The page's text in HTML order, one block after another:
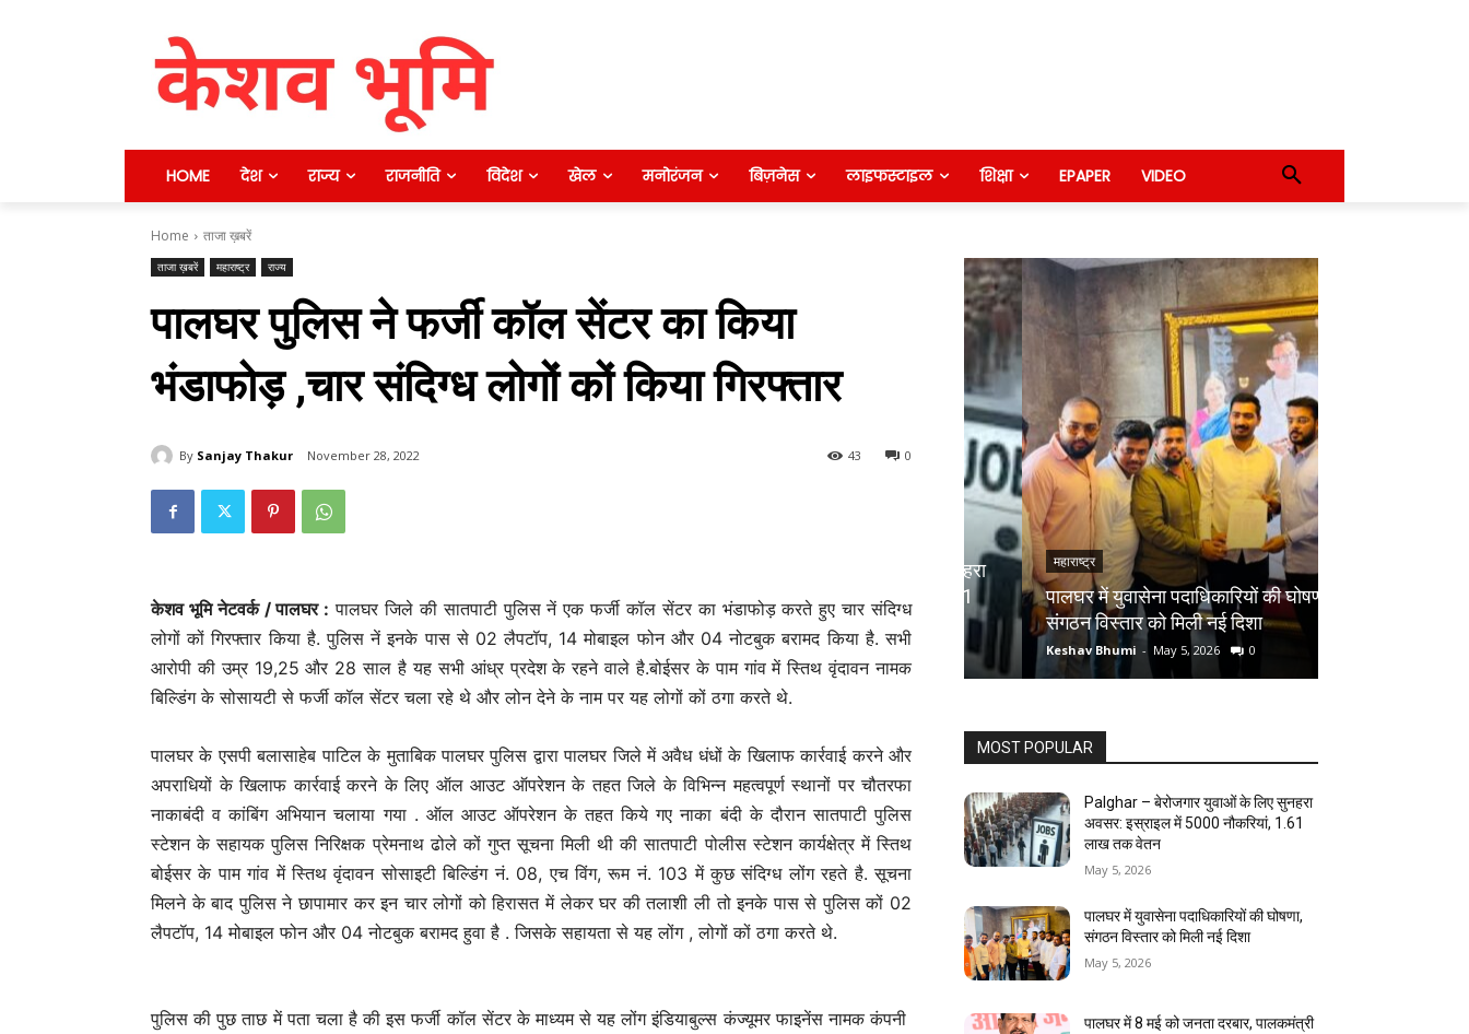
HOME देश राज्य राजनीति विदेश खेल मनोरंजन बिज़नेस लाइफस्टाइल शिक्षा EPAPER VIDEO
Home ताजा ख़बरें
ताजा ख़बरें महाराष्ट्र राज्य
पालघर पुलिस ने फर्जी कॉल सेंटर का किया
भंडाफोड़ ,चार संदिग्ध लोगों कों किया गिरफ्तार
By Sanjay Thakur November 28, 2022 0
43
केशव भूमि नेटवर्क / पालघर : पालघर जिले की सातपाटी पुलिस नें एक फर्जी कॉल सेंटर का भंडाफोड़ करते हुए चार संदिग्ध
लोगों कों गिरफ्तार किया है. पुलिस नें इनके पास से 02 लैपटॉप, 14 मोबाइल फोन और 04 नोटबुक बरामद किया है. सभी
आरोपी की उम्र 19,25 और 28 साल है यह सभी आंध्र प्रदेश के रहने वाले है.बोईसर के पाम गांव में स्तिथ वृंदावन नामक
बिल्डिंग के सोसायटी से फर्जी कॉल सेंटर चला रहे थे और लोन देने के नाम पर यह लोगों कों ठगा करते थे.
पालघर के एसपी बलासाहेब पाटिल के मुताबिक पालघर पुलिस द्वारा पालघर जिले में अवैध धंधों के खिलाफ कार्रवाई करने और
अपराधियों के खिलाफ कार्रवाई करने के लिए ऑल आउट ऑपरेशन के तहत जिले के विभिन्न महत्वपूर्ण स्थानों पर चौतरफा
नाकाबंदी व कांबिंग अभियान चलाया गया . ऑल आउट ऑपरेशन के तहत किये गए नाका बंदी के दौरान सातपाटी पुलिस
स्टेशन के सहायक पुलिस निरिक्षक प्रेमनाथ ढोले कों गुप्त सूचना मिली थी की सातपाटी पोलीस स्टेशन कार्यक्षेत्र में स्तिथ
बोईसर के पाम गांव में स्तिथ वृंदावन सोसाइटी बिल्डिंग नं. 08, एच विंग, रूम नं. 103 में कुछ संदिग्ध लोंग रहते है. सूचना
मिलने के बाद पुलिस ने छापामार कर इन चार लोगों को हिरासत में लेकर घर की तलाशी ली तो इनके पास से पुलिस कों 02
लैपटॉप, 14 मोबाइल फोन और 04 नोटबुक बरामद हुवा है . जिसके सहायता से यह लोंग , लोगों कों ठगा करते थे.
पुलिस की पुछ ताछ में पता चला है की इस फर्जी कॉल सेंटर के माध्यम से यह लोंग इंडियाबुल्स कंज्यूमर फाइनेंस नामक कंपनी
अवसर: इस्राइल में 5000 नौकरियां, ₹1.61
लाख तक वेतन
Keshav Bhumi May 5, 2026 0
महाराष्ट्र
पालघर में युवासेना पदाधिकारियों की घोषणा,
संगठन विस्तार को मिली नई दिशा
Keshav Bhumi - May 5, 2026 0
MOST POPULAR
Palghar – बेरोजगार युवाओं के लिए सुनहरा
अवसर: इस्राइल में 5000 नौकरियां, ₹1.61
लाख तक वेतन
May 5, 2026
पालघर में युवासेना पदाधिकारियों की घोषणा,
संगठन विस्तार को मिली नई दिशा
May 5, 2026
पालघर में 8 मई को जनता दरबार, पालकमंत्री